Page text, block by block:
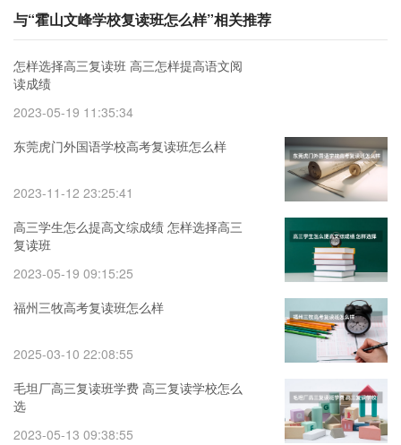
与“霍山文峰学校复读班怎么样”相关推荐
怎样选择高三复读班 高三怎样提高语文阅
读成绩
2023-05-19 11:35:34
东莞虎门外国语学校高考复读班怎么样
2023-11-12 23:25:41
高三学生怎么提高文综成绩 怎样选择高三
复读班
2023-05-19 09:15:25
福州三牧高考复读班怎么样
2025-03-10 22:08:55
毛坦厂高三复读班学费 高三复读学校怎么
选
2023-05-13 09:38:55